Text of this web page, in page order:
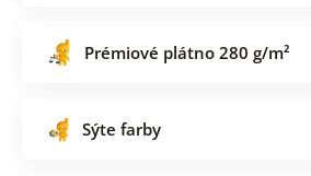
Prémiové plátno 280 g/m²
Sýte farby